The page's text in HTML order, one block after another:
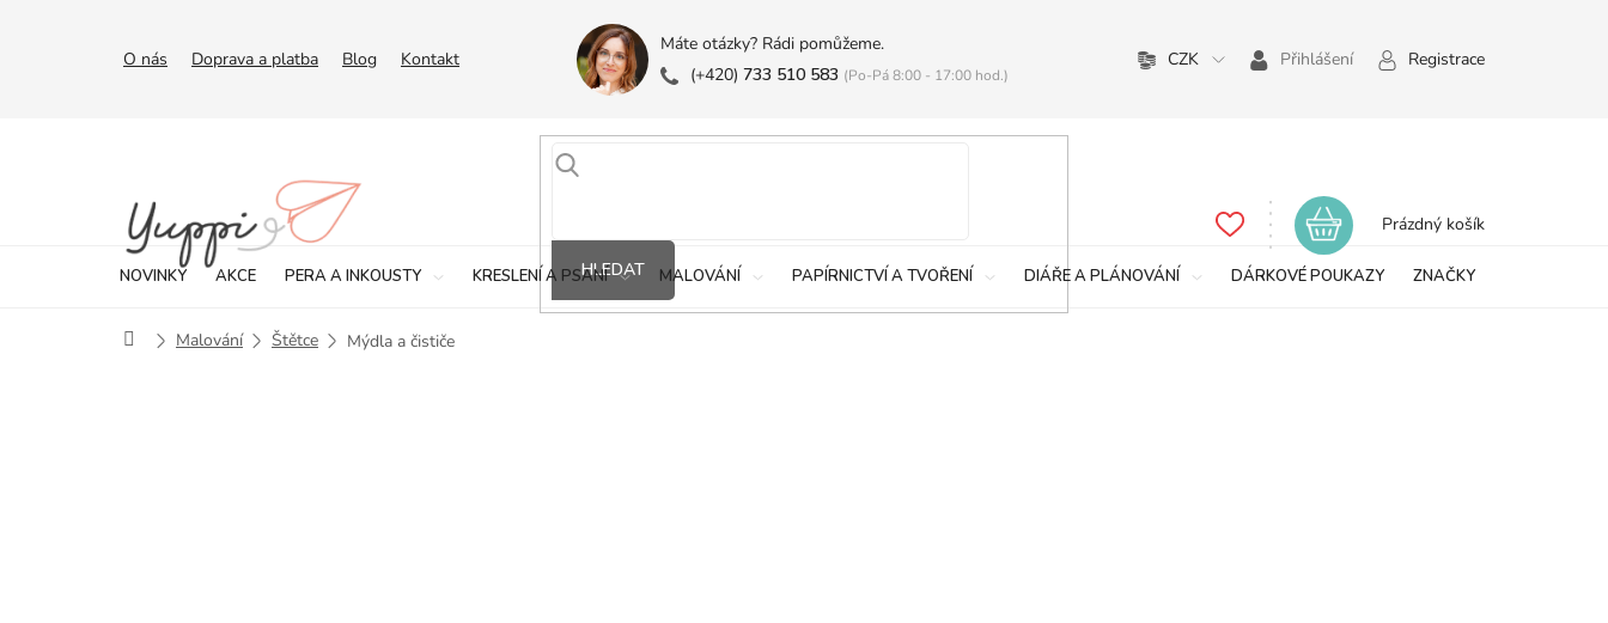
O nás Doprava a platba Blog Kontakt
Máte otázky? Rádi pomůžeme.
(+420) 733 510 583 (Po-Pá 8:00 - 17:00 hod.)
CZK Přihlášení Registrace
HLEDAT
Nákupní
Prázdný košík
NOVINKY AKCE PERA A INKOUSTY KRESLENÍ A PSANÍ MALOVÁNÍ PAPÍRNICTVÍ A TVOŘENÍ DIÁŘE A PLÁNOVÁNÍ DÁRKOVÉ POUKAZY ZNAČKY
DomůMalování Štětce Mýdla a čističe